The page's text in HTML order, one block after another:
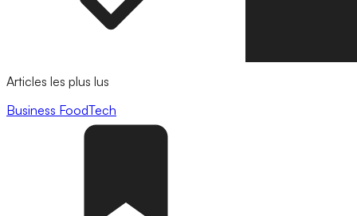
Articles les plus lus
Business FoodTech